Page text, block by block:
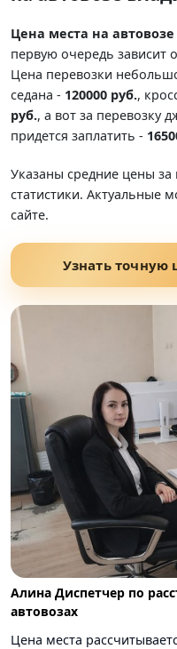
Цена места на
первую очередь зависит
Цена перевозки
седана - 120000 руб.,
руб., а вот за перевозку
придется заплатить -
Указаны средние цены
статистики. Актуальные
сайте.
Узнать точную
Алина Диспетчер по
автовозах
Цена места